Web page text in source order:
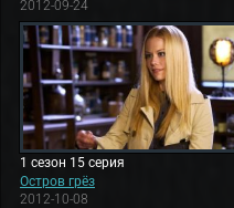
2012-09-24
1 сезон 15 серия
Остров грёз
2012-10-08